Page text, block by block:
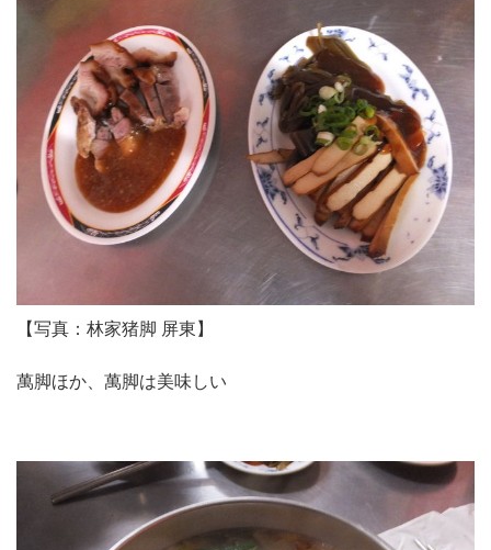
【写真：林家猪脚 屏東】
萬脚ほか、萬脚は美味しい